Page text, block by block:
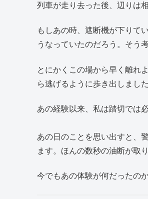
列車が走り去った後、辺りは
もしあの時、遮断機が下りて
うなっていたのだろう。そう
とにかくこの場から早く離れ
ら逃げるように歩き出しました
あの経験以来、私は踏切では
あの日のことを思い出すと、
ます。ほんの数秒の油断が取
今でもあの体験が何だったの